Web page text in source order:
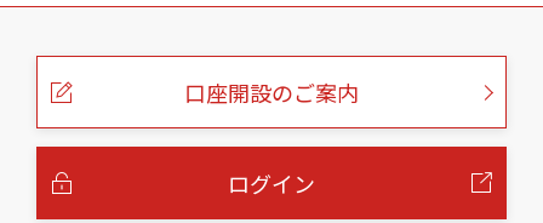
こ
口座開設のご案内
ログイン